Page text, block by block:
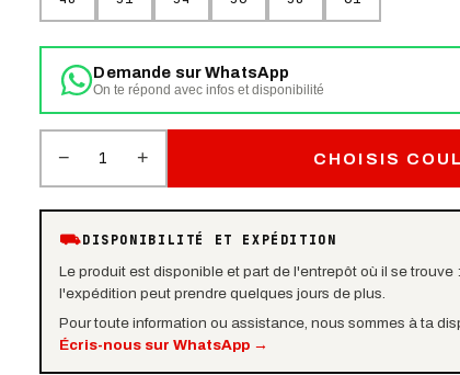
Demande sur WhatsApp
On te répond avec infos et disponibilité
− 1 + CHOISIS
⛟DISPONIBILITÉ ET EXPÉDITION
Le produit est disponible et part de l'entrepôt où il se trouve
l'expédition peut prendre quelques jours de plus.
Pour toute information ou assistance, nous sommes à ta
Écris-nous sur WhatsApp →